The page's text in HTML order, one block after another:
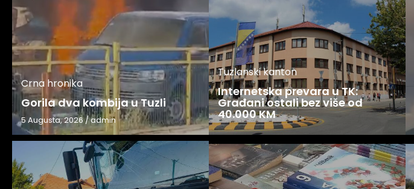
Crna hronika
Gorila dva kombija u Tuzli
5 Augusta, 2026/admin
Tuzlanski kanton
Internetska prevara u TK:
Građani ostali bez više od
40.000 KM